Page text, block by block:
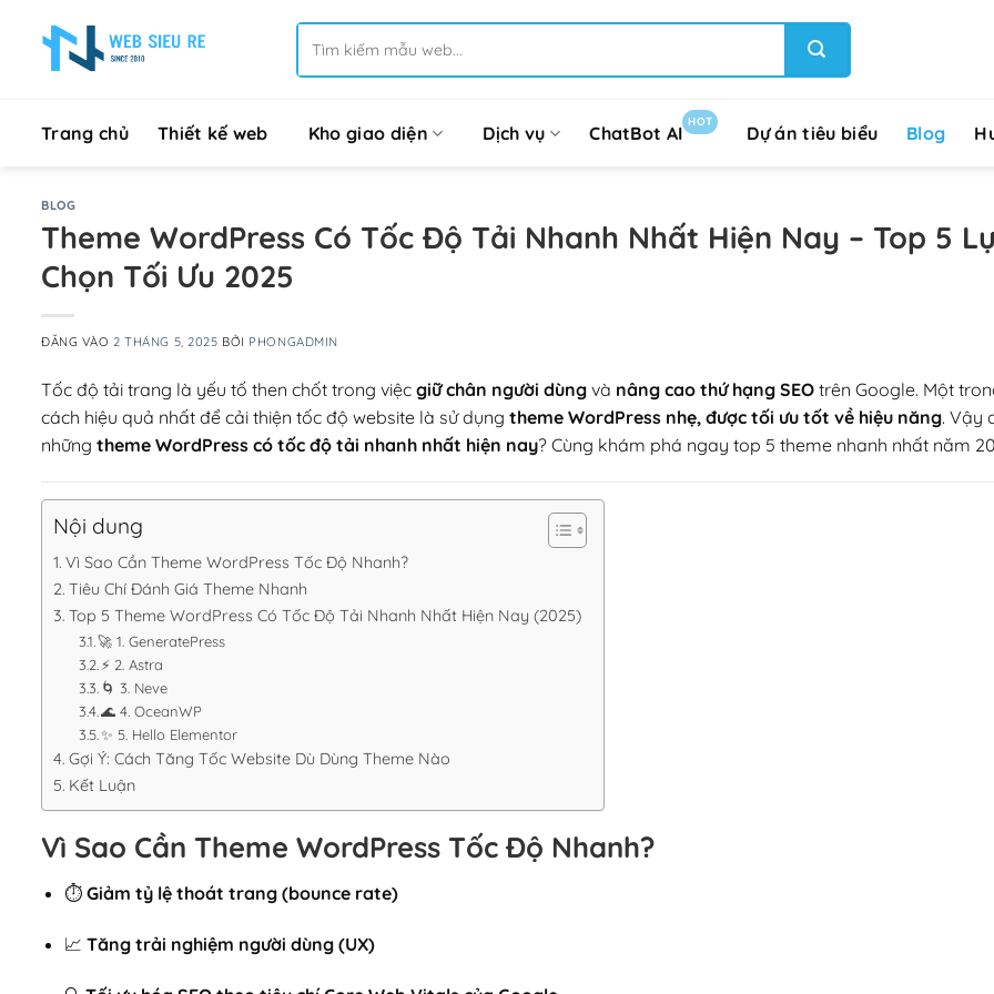
kiếm:
Trang chủ Thiết kế web Kho giao diện Dịch vụ ChatBot AI
HOT
Dự án tiêu biểu Blog
BLOG
Theme WordPress Có Tốc Độ Tải Nhanh Nhất Hiện Nay – Top 5
Chọn Tối Ưu 2025
ĐĂNG VÀO2 THÁNG 5, 2025 BỞI PHONGADMIN
Tốc độ tải trang là yếu tố then chốt trong việc giữ chân người dùng và nâng cao thứ hạng SEO trên Google. Một
cách hiệu quả nhất để cải thiện tốc độ website là sử dụng theme WordPress nhẹ, được tối ưu tốt về hiệu năng. Vậy
những theme WordPress có tốc độ tải nhanh nhất hiện nay? Cùng khám phá ngay top 5 theme nhanh nhất năm
Nội dung
Vì Sao Cần Theme WordPress Tốc Độ Nhanh?
Tiêu Chí Đánh Giá Theme Nhanh
Top 5 Theme WordPress Có Tốc Độ Tải Nhanh Nhất Hiện Nay (2025)
🚀 1. GeneratePress
⚡ 2. Astra
🌀 3. Neve
🌊 4. OceanWP
✨ 5. Hello Elementor
Gợi Ý: Cách Tăng Tốc Website Dù Dùng Theme Nào
Kết Luận
Vì Sao Cần Theme WordPress Tốc Độ Nhanh?
⏱ Giảm tỷ lệ thoát trang (bounce rate)
📈 Tăng trải nghiệm người dùng (UX)